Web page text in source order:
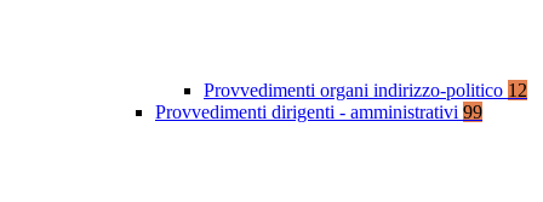
Provvedimenti organi indirizzo-politico 12
Provvedimenti dirigenti - amministrativi 99